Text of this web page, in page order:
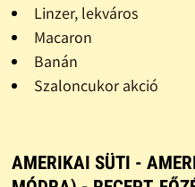
Linzer, lekváros
Macaron
Banán
Szaloncukor akció
AMERIKAI SÜTI -